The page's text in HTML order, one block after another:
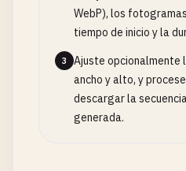
WebP), los
tiempo de inicio y la
3
Ajuste opcionalmente
ancho y alto, y
descargar la
generada.